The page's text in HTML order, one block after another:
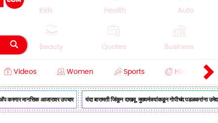
Kids Health Auto
Beauty Quotes Business
Videos Women Sports History
करणार मानसिक आजारावर उपचार यंदा बारामती जिंकून दाखवू, मुख्यमंत्र्यांकडून गोपीचंद पडळकरांना